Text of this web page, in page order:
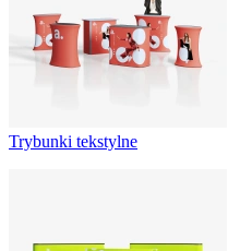
Trybunki tekstylne